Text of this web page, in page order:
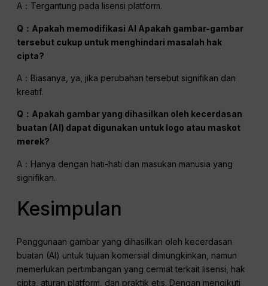
A：Tergantung pada lisensi platform.
Q：Apakah memodifikasi AI Apakah gambar-gambar
tersebut cukup untuk menghindari masalah hak
cipta?
A：Biasanya, ya, jika perubahan tersebut signifikan dan
kreatif.
Q：Apakah gambar yang dihasilkan oleh kecerdasan
buatan (AI) dapat digunakan untuk logo atau maskot
merek?
A：Hanya dengan hati-hati dan masukan manusia yang
signifikan.
Kesimpulan
Penggunaan gambar yang dihasilkan oleh kecerdasan
buatan (AI) untuk tujuan komersial dimungkinkan, namun
memerlukan pertimbangan yang cermat terkait lisensi, hak
cipta, aturan platform, dan praktik etis. Dengan mengikuti